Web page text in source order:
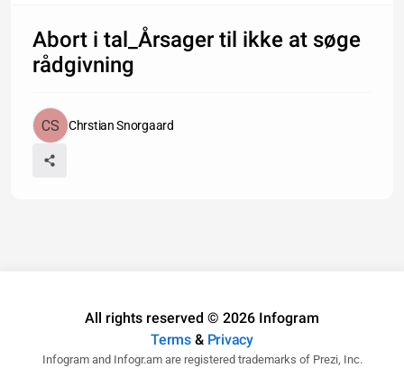
Abort i tal_Årsager til ikke at søge
rådgivning
Chrstian Snorgaard
All rights reserved © 2026 Infogram
Terms& Privacy
Infogram and Infogr.am are registered trademarks of Prezi, Inc.